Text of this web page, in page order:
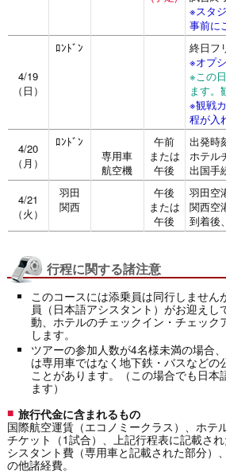
※スタ
事前に
4/19
（日）
ﾛﾝﾄﾞﾝ
終日フ
※オプ
※この
ます。
※観戦
程が入
4/20
（月）
ﾛﾝﾄﾞﾝ
専用車
航空機
午前
または
午後
出発時
ホテル
出国手
4/21
（火）
羽田
関西
午後
または
午後
羽田空
関西空
到着後
行程に関する諸注意
このコースには添乗員は同行しません
員（日本語アシスタント）がお迎えし
動、ホテルのチェックイン・チェック
します。
ツアーの参加人数が4名様未満の場合
は専用車ではなく地下鉄・バスなどの
ことがあります。（この場合でも日本
ます）
旅行代金に含まれるもの
国際航空運賃（エコノミークラス）、ホテ
チケット（1試合）、上記行程表に記載さ
シスタント費（専用車と記載された部分）
の他諸経費。